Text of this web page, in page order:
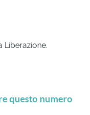
Liberazione.
questo numero